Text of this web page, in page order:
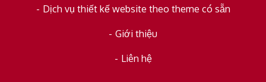
Dịch vụ thiết kế website theo theme có sẵn
Giới thiệu
Liên hệ